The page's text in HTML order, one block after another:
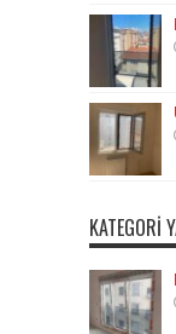
KATEGORI